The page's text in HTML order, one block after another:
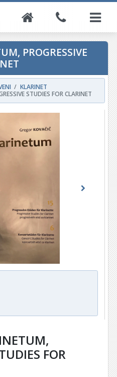
PROGRESSIVE
KLARINET
STUDIES FOR CLARINET
Next
FOR